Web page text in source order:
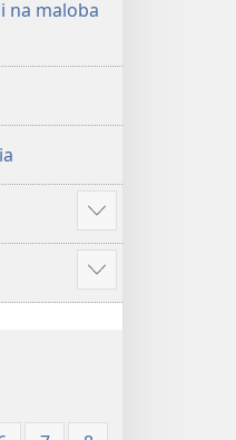
na maloba
Show
more
Show
more